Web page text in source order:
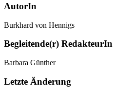
AutorIn
Burkhard von Hennigs
Begleitende(r) RedakteurIn
Barbara Günther
Letzte Änderung